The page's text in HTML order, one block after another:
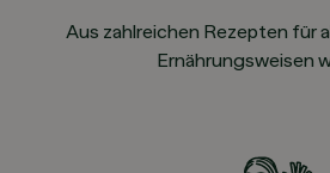
Aus zahlreichen Rezepten für
Ernährungsweisen